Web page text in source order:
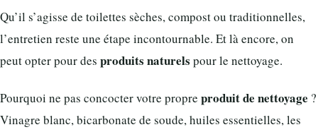
Qu’il s’agisse de toilettes sèches, compost ou traditionnelles,
l’entretien reste une étape incontournable. Et là encore, on
peut opter pour des produits naturels pour le nettoyage.
Pourquoi ne pas concocter votre propre produit de nettoyage ?
Vinagre blanc, bicarbonate de soude, huiles essentielles, les